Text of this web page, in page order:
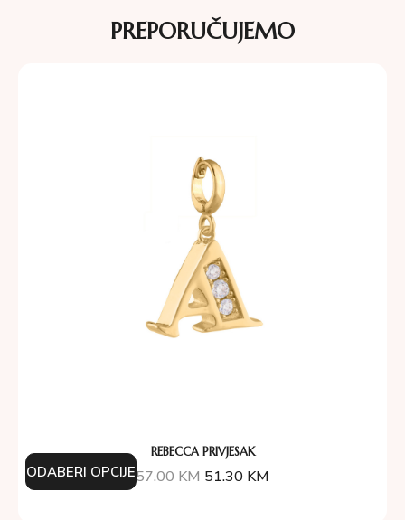
PREPORUČUJEMO
REBECCA PRIVJESAK
57.00KM 51.30 KM
ODABERI OPCIJE